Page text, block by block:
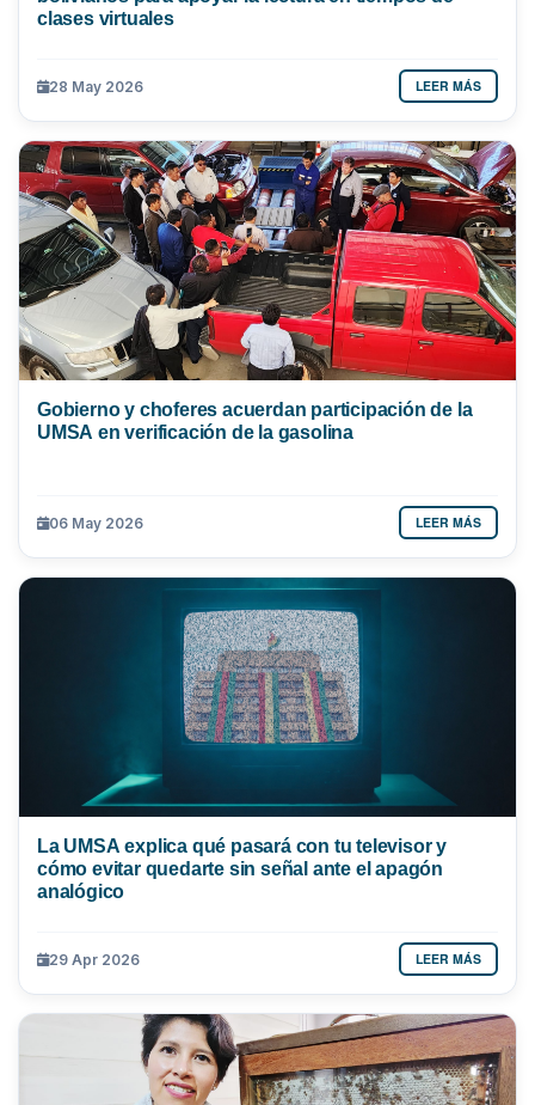
clases virtuales
28 May 2026 LEER MÁS
Gobierno y choferes acuerdan participación de la
UMSA en verificación de la gasolina
06 May 2026 LEER MÁS
La UMSA explica qué pasará con tu televisor y
cómo evitar quedarte sin señal ante el apagón
analógico
29 Apr 2026 LEER MÁS